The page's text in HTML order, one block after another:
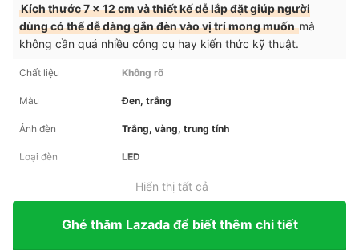
Kích thước 7 x 12 cm và thiết kế dễ lắp đặt giúp người
dùng có thể dễ dàng gắn đèn vào vị trí mong muốnmà
không cần quá nhiều công cụ hay kiến thức kỹ thuật.
Chất liệu Không rõ
Màu Đen, trắng
Ánh đèn Trắng, vàng, trung tính
Loại đèn LED
Hiển thị tất cả
Ghé thăm Lazada để biết thêm chi tiết